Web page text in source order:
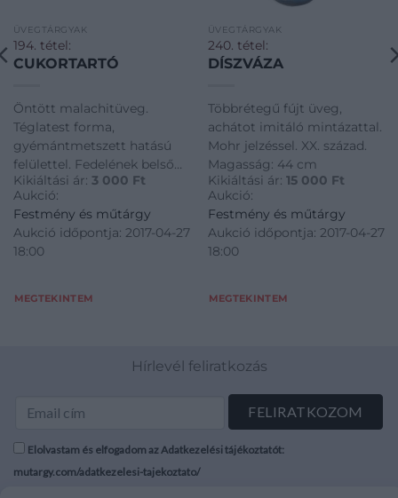
ÜVEGTÁRGYAK
194. tétel:
CUKORTARTÓ
Öntött malachitüveg.
Téglatest forma,
gyémántmetszett hatású
felülettel. Fedelének belső
peremén sérülés. 1920-30
körüli, cseh. Méret: 9,5x12x6
cm
Kikiáltási ár: 3 000 Ft
Aukció:
Festmény és műtárgy
Aukció időpontja: 2017-04-27
18:00
MEGTEKINTEM
ÜVEGTÁRGYAK
240. tétel:
DÍSZVÁZA
Többrétegű fújt üveg,
achátot imitáló mintázattal.
Mohr jelzéssel. XX. század.
Magasság: 44 cm
Kikiáltási ár: 15 000 Ft
Aukció:
Festmény és műtárgy
Aukció időpontja: 2017-04-27
18:00
MEGTEKINTEM
Hírlevél feliratkozás
Elolvastam és elfogadom az Adatkezelési tájékoztatót:
mutargy.com/adatkezelesi-tajekoztato/